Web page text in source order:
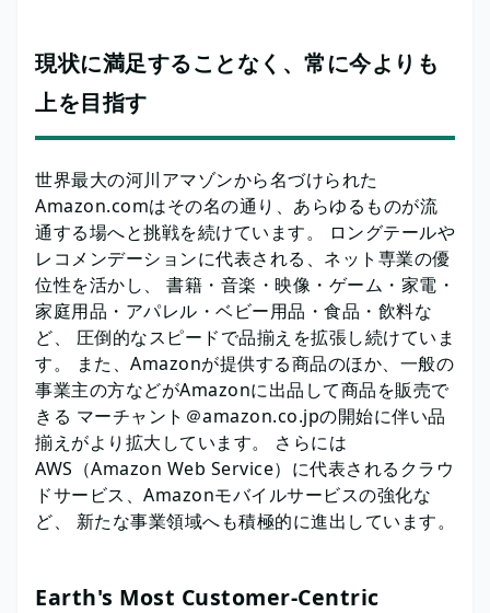
現状に満足することなく、常に今よりも
上を目指す
世界最大の河川アマゾンから名づけられた
Amazon.comはその名の通り、あらゆるものが流
通する場へと挑戦を続けています。 ロングテールや
レコメンデーションに代表される、ネット専業の優
位性を活かし、 書籍・音楽・映像・ゲーム・家電・
家庭用品・アパレル・ベビー用品・食品・飲料な
ど、 圧倒的なスピードで品揃えを拡張し続けていま
す。 また、Amazonが提供する商品のほか、一般の
事業主の方などがAmazonに出品して商品を販売で
きる マーチャント＠amazon.co.jpの開始に伴い品
揃えがより拡大しています。 さらには
AWS（Amazon Web Service）に代表されるクラウ
ドサービス、Amazonモバイルサービスの強化な
ど、 新たな事業領域へも積極的に進出しています。
Earth's Most Customer-Centric